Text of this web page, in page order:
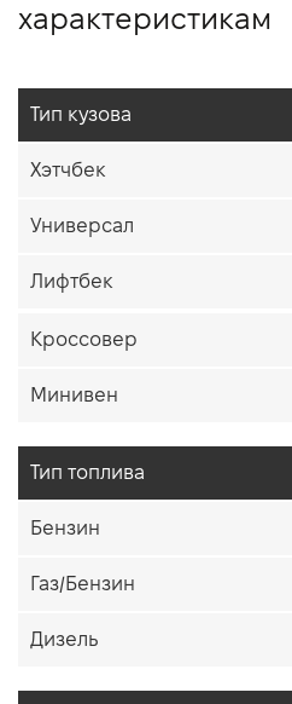
характеристикам
Тип кузова
Хэтчбек
Универсал
Лифтбек
Кроссовер
Минивен
Тип топлива
Бензин
Газ/Бензин
Дизель